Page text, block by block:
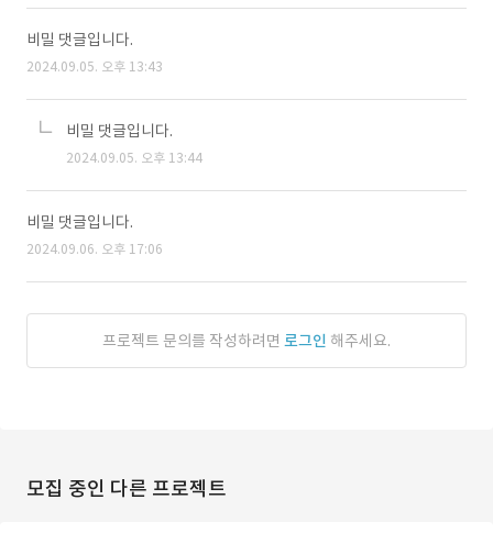
비밀 댓글입니다.
2024.09.05. 오후 13:43
비밀 댓글입니다.
2024.09.05. 오후 13:44
비밀 댓글입니다.
2024.09.06. 오후 17:06
프로젝트 문의를 작성하려면 로그인 해주세요.
모집 중인 다른 프로젝트